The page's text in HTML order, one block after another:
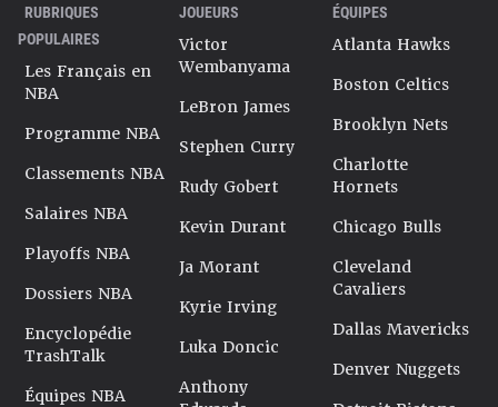
RUBRIQUES
POPULAIRES
Les Français en
NBA
Programme NBA
Classements NBA
Salaires NBA
Playoffs NBA
Dossiers NBA
Encyclopédie
TrashTalk
Équipes NBA
JOUEURS
Victor
Wembanyama
LeBron James
Stephen Curry
Rudy Gobert
Kevin Durant
Ja Morant
Kyrie Irving
Luka Doncic
Anthony
ÉQUIPES
Atlanta Hawks
Boston Celtics
Brooklyn Nets
Charlotte
Hornets
Chicago Bulls
Cleveland
Cavaliers
Dallas Mavericks
Denver Nuggets